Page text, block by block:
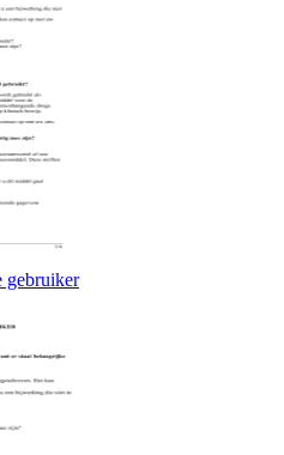
gebruiker